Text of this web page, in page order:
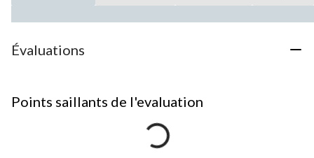
Évaluations
Points saillants de l'evaluation